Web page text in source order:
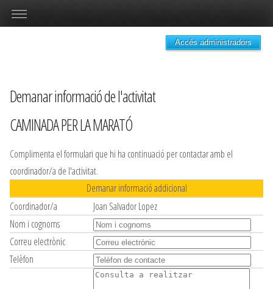
Accés administradors
Demanar informació de l'activitat
CAMINADA PER LA MARATÓ
Complimenta el formulari que hi ha continuació per contactar amb el
coordinador/a de l'activitat.
Demanar informació addicional
Coordinador/a
Joan Salvador Lopez
Nom i cognoms
Correu electrònic
Telèfon